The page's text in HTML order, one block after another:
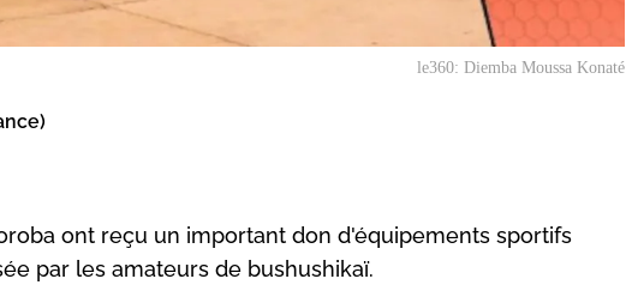
le360: Diemba Moussa Konaté
ont reçu un important don d'équipements sportifs
par les amateurs de bushushikaï.